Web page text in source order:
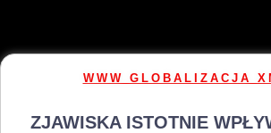
WWW GLOBALIZACJA
ZJAWISKA ISTOTNIE